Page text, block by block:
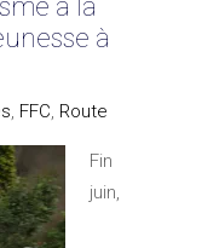
à la
à
, FFC, Route
Fin
juin,